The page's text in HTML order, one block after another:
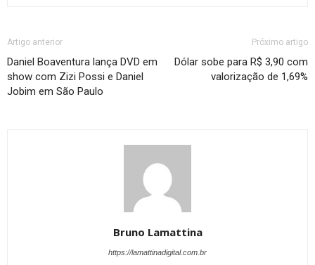
Artigo anterior
Daniel Boaventura lança DVD em
show com Zizi Possi e Daniel
Jobim em São Paulo
Próximo artigo
Dólar sobe para R$ 3,90 com
valorização de 1,69%
Bruno Lamattina
https://lamattinadigital.com.br